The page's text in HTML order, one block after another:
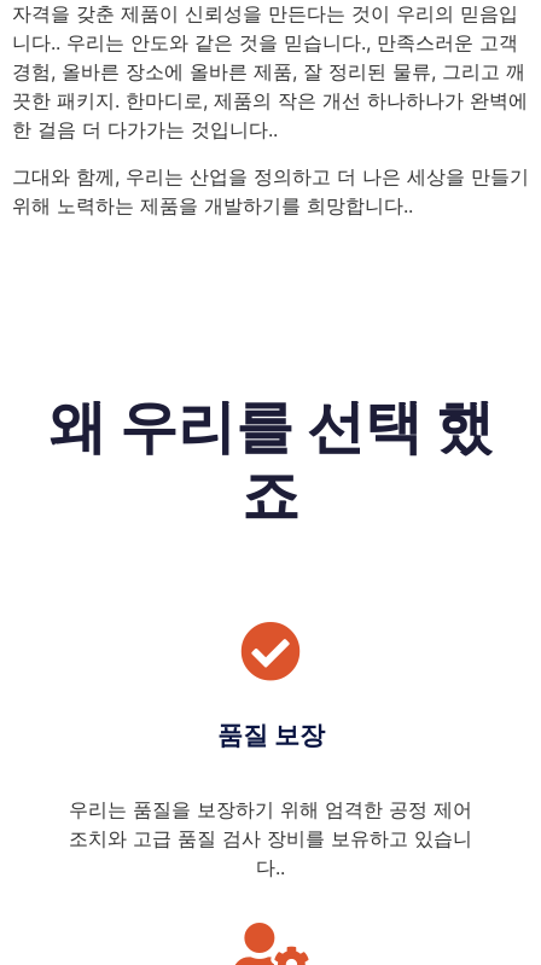
자격을 갖춘 제품이 신뢰성을 만든다는 것이 우리의 믿음입
니다.. 우리는 안도와 같은 것을 믿습니다., 만족스러운 고객
경험, 올바른 장소에 올바른 제품, 잘 정리된 물류, 그리고 깨
끗한 패키지. 한마디로, 제품의 작은 개선 하나하나가 완벽에
한 걸음 더 다가가는 것입니다..
그대와 함께, 우리는 산업을 정의하고 더 나은 세상을 만들기
위해 노력하는 제품을 개발하기를 희망합니다..
왜 우리를 선택 했
죠
품질 보장
우리는 품질을 보장하기 위해 엄격한 공정 제어
조치와 고급 품질 검사 장비를 보유하고 있습니
다..